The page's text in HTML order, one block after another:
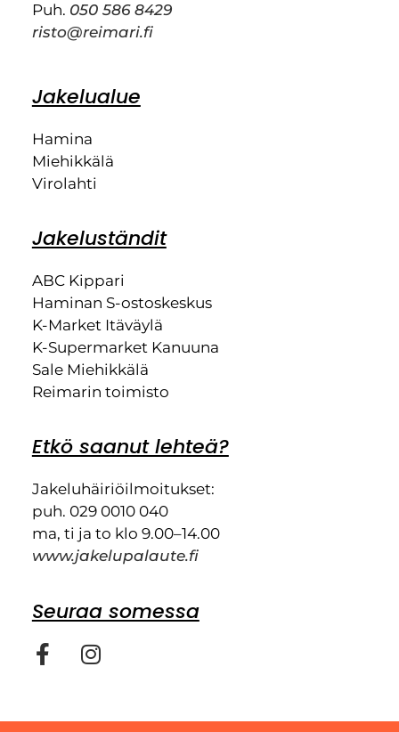
Puh. 050 586 8429
risto@reimari.fi
Jakelualue
Hamina
Miehikkälä
Virolahti
Jakeluständit
ABC Kippari
Haminan S-ostoskeskus
K-Market Itäväylä
K-Supermarket Kanuuna
Sale Miehikkälä
Reimarin toimisto
Etkö saanut lehteä?
Jakeluhäiriöilmoitukset:
puh. 029 0010 040
ma, ti ja to klo 9.00–14.00
www.jakelupalaute.fi
Seuraa somessa